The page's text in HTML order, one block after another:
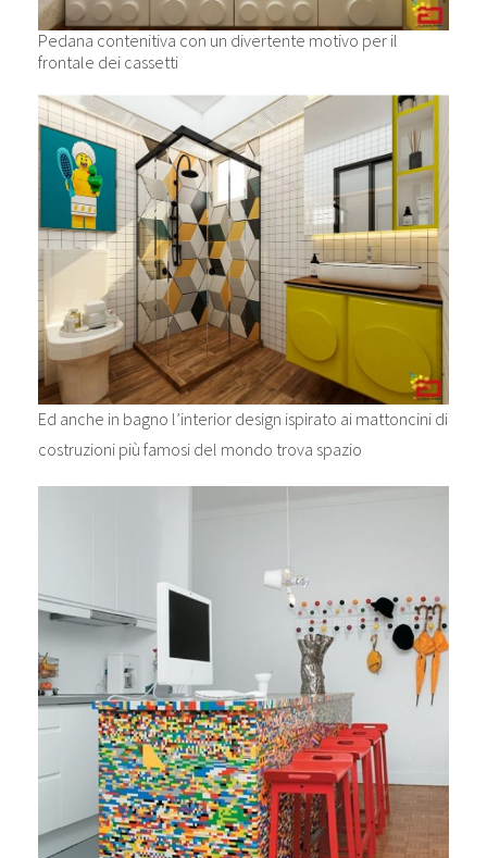
Pedana contenitiva con un divertente motivo per il
frontale dei cassetti
Ed anche in bagno l’interior design ispirato ai mattoncini di
costruzioni più famosi del mondo trova spazio